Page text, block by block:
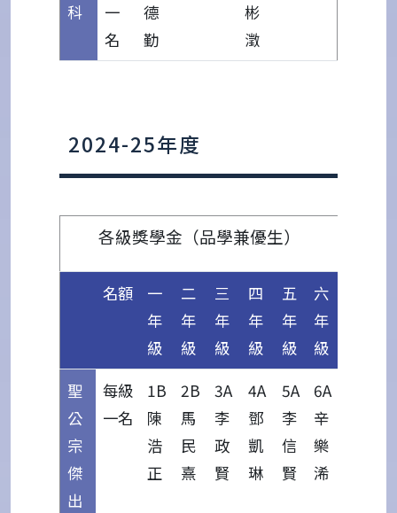
科
一
名
德
勤
彬
澂
2024-25年度
各級獎學金（品學兼優生）
名額
一
年
級
二
年
級
三
年
級
四
年
級
五
年
級
六
年
級
聖
公
宗
傑
出
每級
一名
1B
陳
浩
正
2B
馬
民
熹
3A
李
政
賢
4A
鄧
凱
琳
5A
李
信
賢
6A
辛
樂
浠